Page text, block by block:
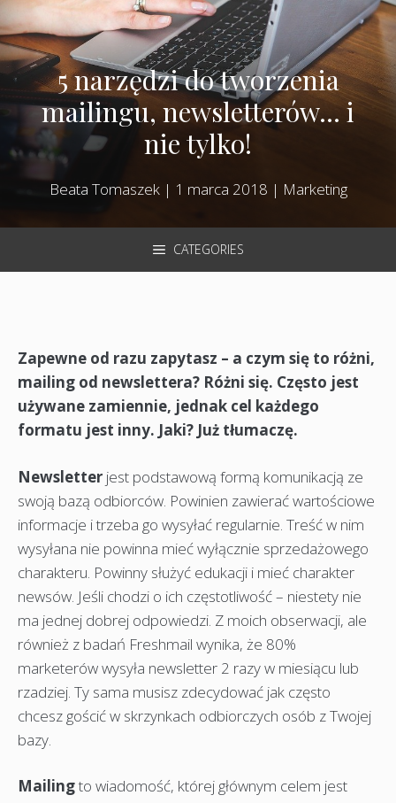
5 narzędzi do tworzenia
mailingu, newsletterów… i
nie tylko!
Beata Tomaszek| 1 marca 2018 | Marketing
CATEGORIES
Zapewne od razu zapytasz – a czym się to różni,
mailing od newslettera? Różni się. Często jest
używane zamiennie, jednak cel każdego
formatu jest inny. Jaki? Już tłumaczę.
Newsletter jest podstawową formą komunikacją ze
swoją bazą odbiorców. Powinien zawierać wartościowe
informacje i trzeba go wysyłać regularnie. Treść w nim
wysyłana nie powinna mieć wyłącznie sprzedażowego
charakteru. Powinny służyć edukacji i mieć charakter
newsów. Jeśli chodzi o ich częstotliwość – niestety nie
ma jednej dobrej odpowiedzi. Z moich obserwacji, ale
również z badań Freshmail wynika, że 80%
marketerów wysyła newsletter 2 razy w miesiącu lub
rzadziej. Ty sama musisz zdecydować jak często
chcesz gościć w skrzynkach odbiorczych osób z Twojej
bazy.
Mailingto wiadomość, której głównym celem jest